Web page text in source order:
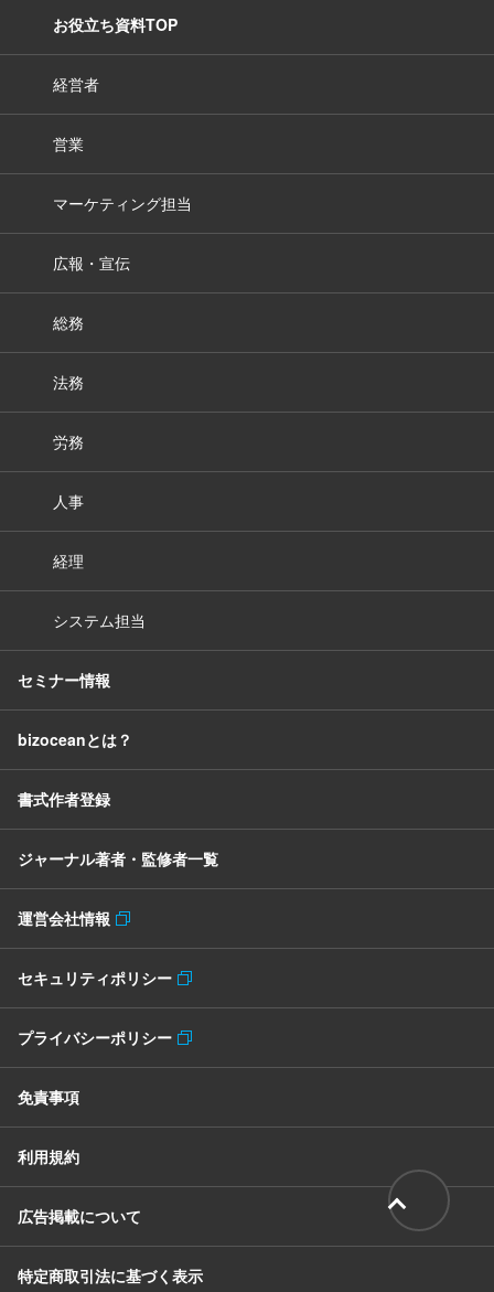
お役立ち資料TOP
経営者
営業
マーケティング担当
広報・宣伝
総務
法務
労務
人事
経理
システム担当
セミナー情報
bizoceanとは？
書式作者登録
ジャーナル著者・監修者一覧
運営会社情報
セキュリティポリシー
プライバシーポリシー
免責事項
利用規約
広告掲載について
特定商取引法に基づく表示